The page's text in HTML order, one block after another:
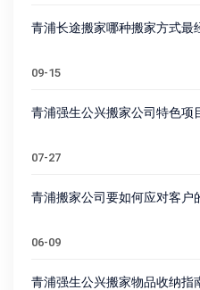
青浦长途搬家哪种搬家方式最
09-15
青浦强生公兴搬家公司特色项
07-27
青浦搬家公司要如何应对客户
06-09
青浦强生公兴搬家物品收纳指